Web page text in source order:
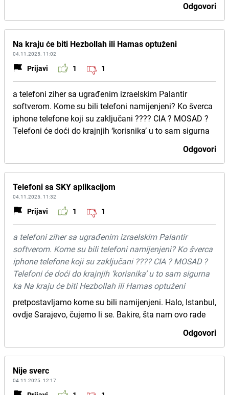
Odgovori
Na kraju će biti Hezbollah ili Hamas optuženi
04.11.2025. 11:02
Prijavi 1 1
a telefoni ziher sa ugrađenim izraelskim Palantir
softverom. Kome su bili telefoni namijenjeni? Ko šverca
iphone telefone koji su zaključani ???? CIA ? MOSAD ?
Telefoni će doći do krajnjih ‘korisnika’ u to sam sigurna
Odgovori
Telefoni sa SKY aplikacijom
04.11.2025. 11:32
Prijavi 1 1
a telefoni ziher sa ugrađenim izraelskim Palantir
softverom. Kome su bili telefoni namijenjeni? Ko šverca
iphone telefone koji su zaključani ???? CIA ? MOSAD ?
Telefoni će doći do krajnjih ‘korisnika’ u to sam sigurna
ka Na kraju će biti Hezbollah ili Hamas optuženi
pretpostavljamo kome su bili namijenjeni. Halo, Istanbul,
ovdje Sarajevo, čujemo li se. Bakire, šta nam ovo rade
Odgovori
Nije sverc
04.11.2025. 12:17